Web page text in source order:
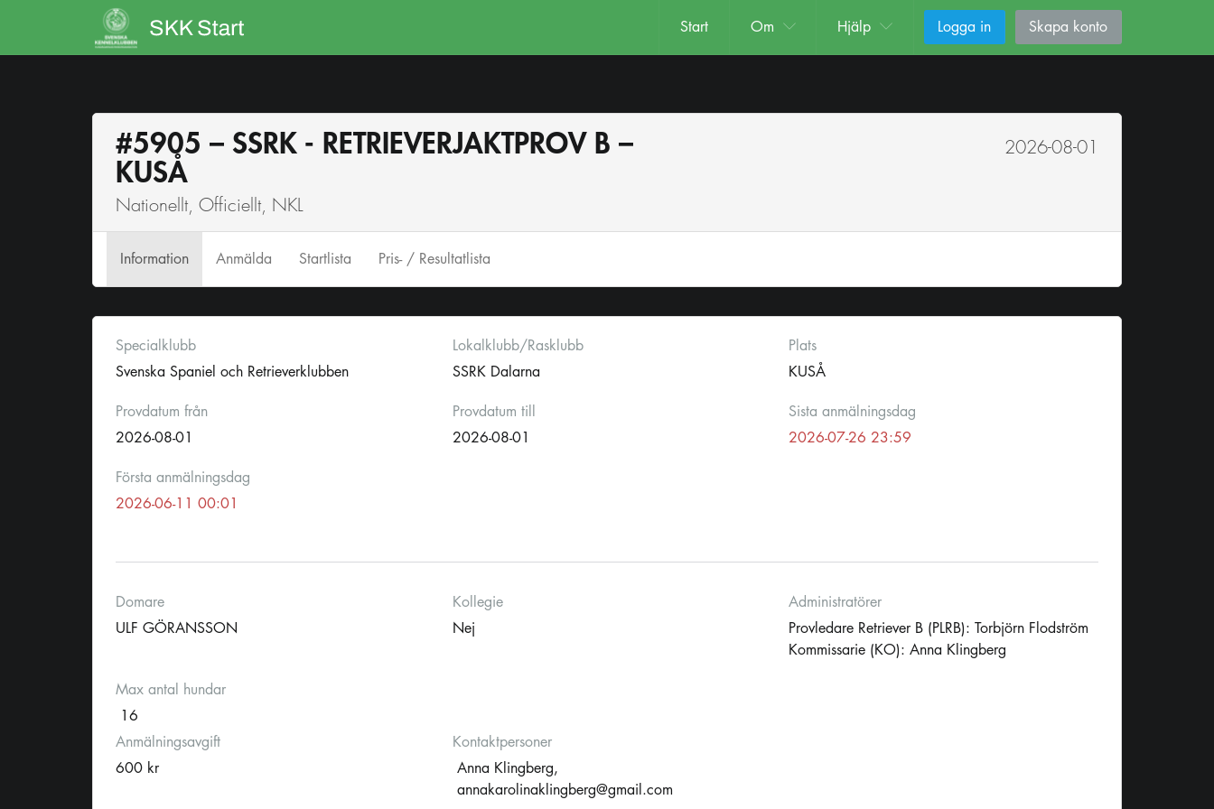
Start Om Hjälp Logga in Skapa konto
#5905 – SSRK - RETRIEVERJAKTPROV B –
KUSÅ
Nationellt, Officiellt, NKL
2026-08-01
Information Anmälda Startlista Pris- / Resultatlista
Specialklubb
Svenska Spaniel och Retrieverklubben
Lokalklubb/Rasklubb
SSRK Dalarna
Plats
KUSÅ
Provdatum från
2026-08-01
Provdatum till
2026-08-01
Sista anmälningsdag
2026-07-26 23:59
Första anmälningsdag
2026-06-11 00:01
Domare
ULF GÖRANSSON
Kollegie
Nej
Administratörer
Provledare Retriever B (PLRB): Torbjörn Flodström
Kommissarie (KO): Anna Klingberg
Max antal hundar
16
Anmälningsavgift
600 kr
Kontaktpersoner
Anna Klingberg,
annakarolinaklingberg@gmail.com